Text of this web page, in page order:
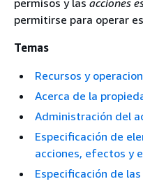
permisos y las acciones
permitirse para operar
Temas
Recursos y
Acerca de la
Administración del
Especificación de
acciones, efectos y
Especificación de